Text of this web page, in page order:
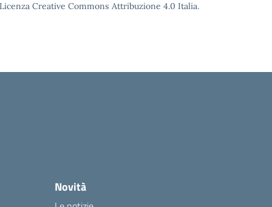
Creative Commons Attribuzione 4.0 Italia.
Novità